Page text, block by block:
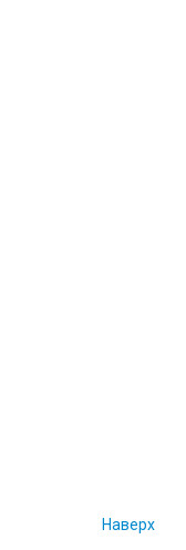
Наверх